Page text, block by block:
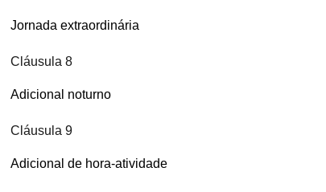
Jornada extraordinária
Cláusula 8
Adicional noturno
Cláusula 9
Adicional de hora-atividade